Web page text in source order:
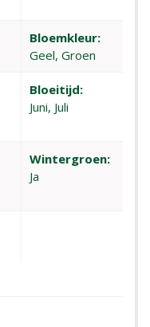
Bloemkleur:
Geel, Groen
Bloeitijd:
Juni, Juli
Wintergroen:
Ja